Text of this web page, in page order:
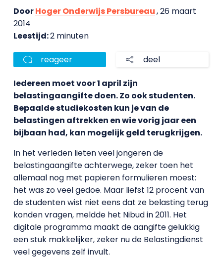
DoorHoger Onderwijs Persbureau, 26 maart
2014
Leestijd:2 minuten
reageer deel
Iedereen moet voor 1 april zijn
belastingaangifte doen. Zo ook studenten.
Bepaalde studiekosten kun je van de
belastingen aftrekken en wie vorig jaar een
bijbaan had, kan mogelijk geld terugkrijgen.
In het verleden lieten veel jongeren de
belastingaangifte achterwege, zeker toen het
allemaal nog met papieren formulieren moest:
het was zo veel gedoe. Maar liefst 12 procent van
de studenten wist niet eens dat ze belasting terug
konden vragen, meldde het Nibud in 2011. Het
digitale programma maakt de aangifte gelukkig
een stuk makkelijker, zeker nu de Belastingdienst
veel gegevens zelf invult.